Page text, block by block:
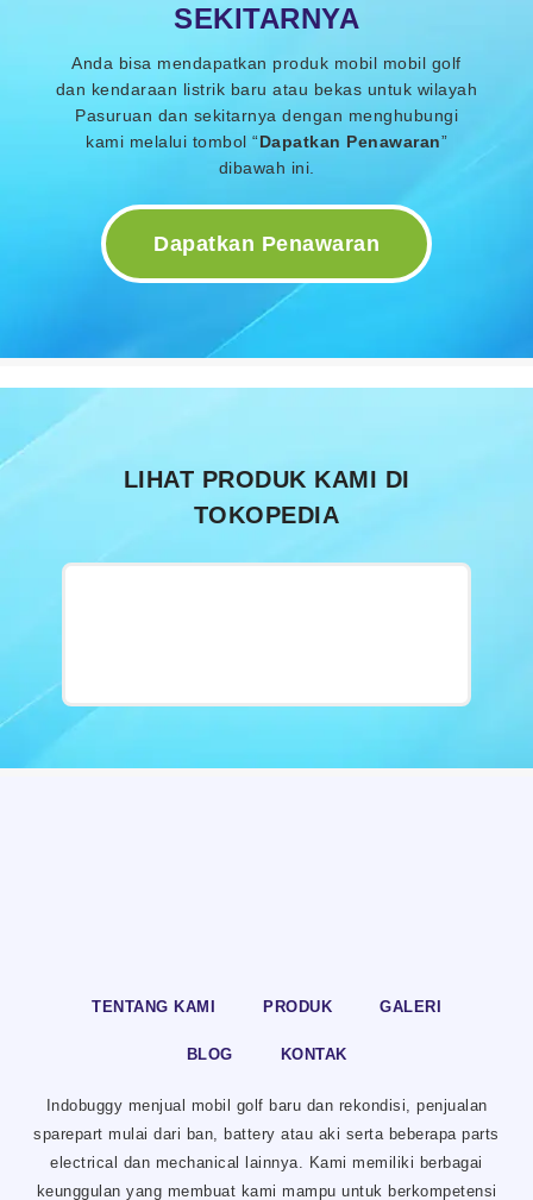
SEKITARNYA
Anda bisa mendapatkan produk mobil mobil golf
dan kendaraan listrik baru atau bekas untuk wilayah
Pasuruan dan sekitarnya dengan menghubungi
kami melalui tombol “Dapatkan Penawaran”
dibawah ini.
Dapatkan Penawaran
LIHAT PRODUK KAMI DI
TOKOPEDIA
TENTANG KAMI PRODUK GALERI
BLOG KONTAK
Indobuggy menjual mobil golf baru dan rekondisi, penjualan
sparepart mulai dari ban, battery atau aki serta beberapa parts
electrical dan mechanical lainnya. Kami memiliki berbagai
keunggulan yang membuat kami mampu untuk berkompetensi